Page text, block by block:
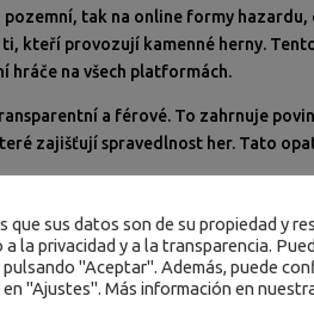
tak na online formy hazardu,
kteří provozují kamenné herny.
hráče na všech platformách.
a férové. To zahrnuje
zajišťují spravedlnost her. Tato
operacemi. Zákon umožňuje
rozhodnou ignorovat českou
a nelegálními online hrami.
que sus datos son de su propiedad y
a la privacidad y a la transparencia.
"Aceptar". Además, puede
"Ajustes". Más información en